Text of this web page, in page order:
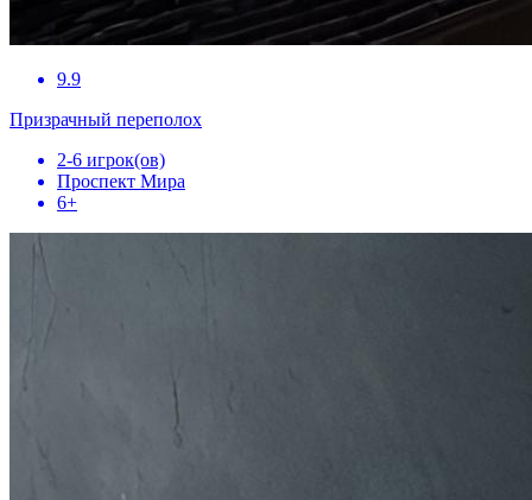
9.9
Призрачный переполох
2-6 игрок(ов)
Проспект Мира
6+